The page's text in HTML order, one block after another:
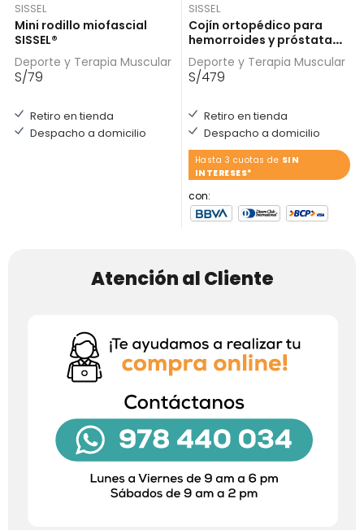
SISSEL
Mini rodillo miofascial
SISSEL®
Deporte y Terapia Muscular
S/79
Retiro en tienda
Despacho a domicilio
SISSEL
Cojín ortopédico para
hemorroides y próstata
SISSEL® SIT RING
Deporte y Terapia Muscular
S/479
Retiro en tienda
Despacho a domicilio
Hasta 3 cuotas de SIN
INTERESES*
con:
Atención al Cliente